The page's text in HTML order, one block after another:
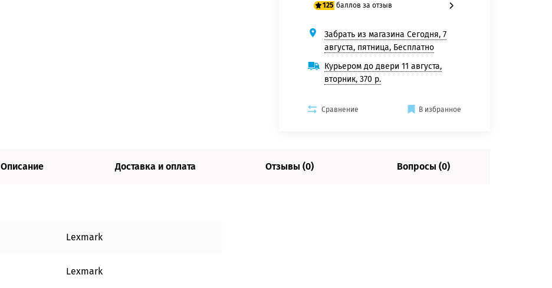
125 баллов за отзыв
100 баллов
125 баллов
Забрать из магазина Сегодня, 7
августа, пятница, Бесплатно
Курьером до двери 11 августа,
вторник, 370 р.
Сравнение В избранное
Описание Доставка и оплата Отзывы (0) Вопросы (0)
Lexmark
Lexmark